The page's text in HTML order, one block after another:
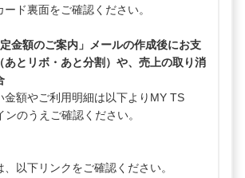
ド裏面をご確認ください。
金額のご案内」メールの作成後にお支
あとリボ・あと分割）や、売上の取り消
金額やご利用明細は以下よりMY TS
のうえご確認ください。
以下リンクをご確認ください。